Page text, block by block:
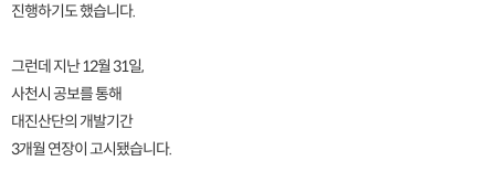
진행하기도 했습니다.
그런데 지난 12월 31일,
사천시 공보를 통해
대진산단의 개발기간
3개월 연장이 고시됐습니다.